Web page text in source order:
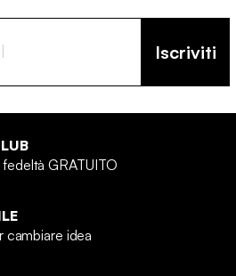
Iscriviti
GRATUITO
cambiare idea